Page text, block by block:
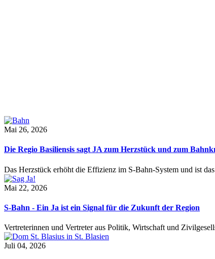
Mai 26, 2026
Die Regio Basiliensis sagt JA zum Herzstück und zum
Das Herzstück erhöht die Effizienz im S-Bahn-System und ist
Mai 22, 2026
S-Bahn - Ein Ja ist ein Signal für die Zukunft der Region
Vertreterinnen und Vertreter aus Politik, Wirtschaft und
Juli 04, 2026